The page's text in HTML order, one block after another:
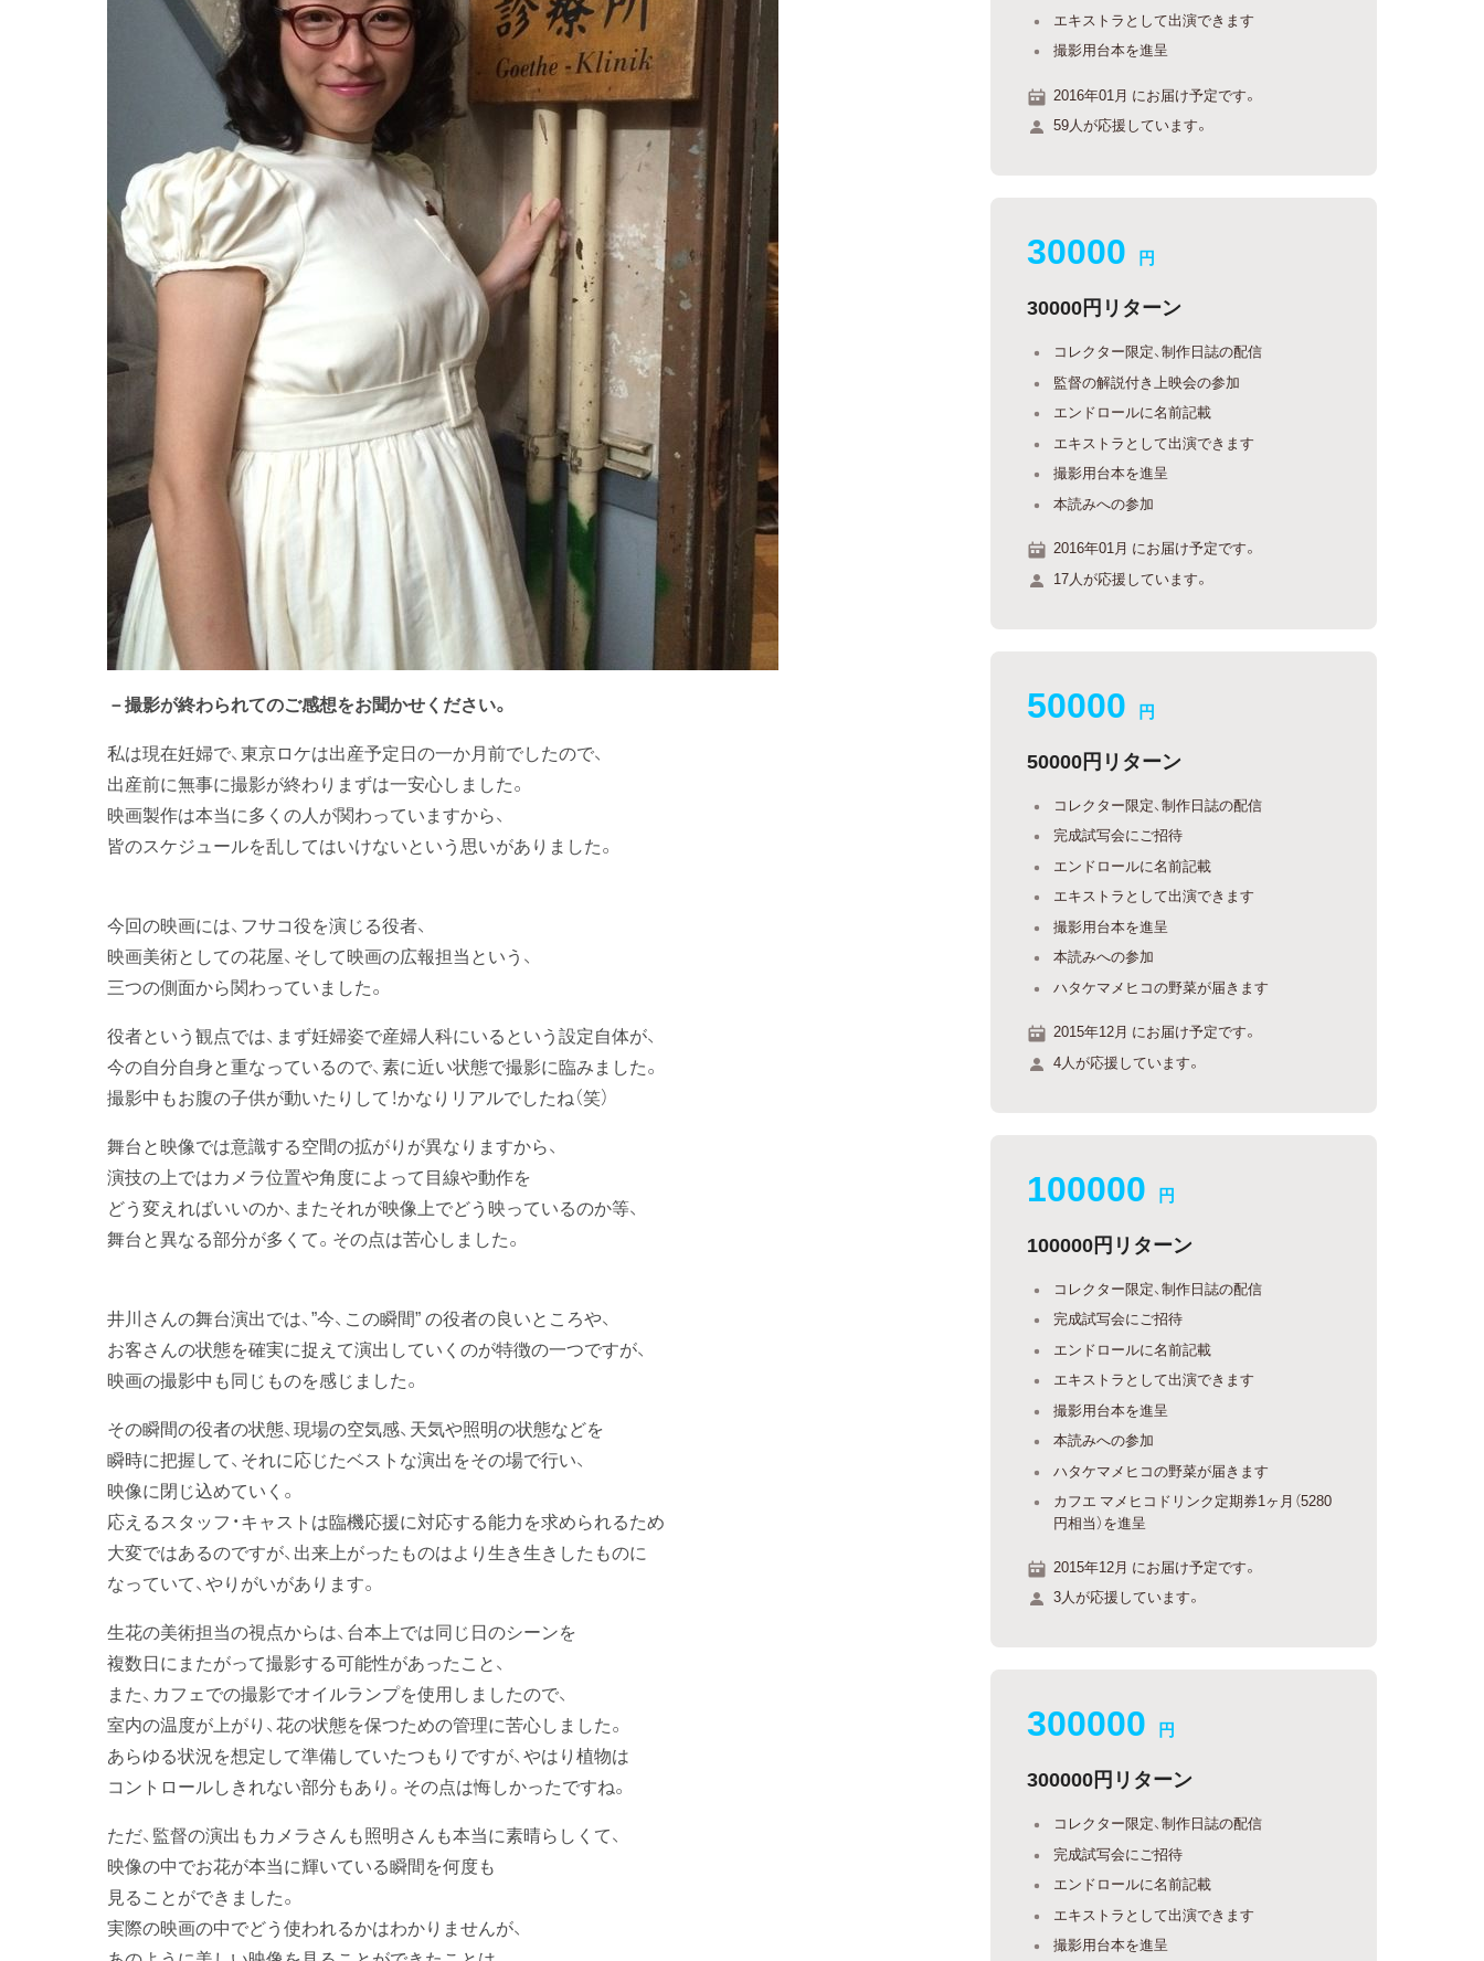
－撮影が終わられてのご感想をお聞かせください。
私は現在妊婦で、東京ロケは出産予定日の一か月前でしたので、
出産前に無事に撮影が終わりまずは一安心しました。
映画製作は本当に多くの人が関わっていますから、
皆のスケジュールを乱してはいけないという思いがありました。
今回の映画には、フサコ役を演じる役者、
映画美術としての花屋、そして映画の広報担当という、
三つの側面から関わっていました。
役者という観点では、まず妊婦姿で産婦人科にいるという設定自体が、
今の自分自身と重なっているので、素に近い状態で撮影に臨みました。
撮影中もお腹の子供が動いたりして！かなりリアルでしたね（笑）
舞台と映像では意識する空間の拡がりが異なりますから、
演技の上ではカメラ位置や角度によって目線や動作を
どう変えればいいのか、またそれが映像上でどう映っているのか等、
舞台と異なる部分が多くて。その点は苦心しました。
井川さんの舞台演出では、”今、この瞬間” の役者の良いところや、
お客さんの状態を確実に捉えて演出していくのが特徴の一つですが、
映画の撮影中も同じものを感じました。
その瞬間の役者の状態、現場の空気感、天気や照明の状態などを
瞬時に把握して、それに応じたベストな演出をその場で行い、
映像に閉じ込めていく。
応えるスタッフ・キャストは臨機応援に対応する能力を求められるため
大変ではあるのですが、出来上がったものはより生き生きしたものに
なっていて、やりがいがあります。
生花の美術担当の視点からは、台本上では同じ日のシーンを
複数日にまたがって撮影する可能性があったこと、
また、カフェでの撮影でオイルランプを使用しましたので、
室内の温度が上がり、花の状態を保つための管理に苦心しました。
あらゆる状況を想定して準備していたつもりですが、やはり植物は
コントロールしきれない部分もあり。その点は悔しかったですね。
ただ、監督の演出もカメラさんも照明さんも本当に素晴らしくて、
映像の中でお花が本当に輝いている瞬間を何度も
見ることができました。
実際の映画の中でどう使われるかはわかりませんが、
エキストラとして出演できます
撮影用台本を進呈
2016年01月 にお届け予定です。
59人が応援しています。
30000 円
30000円リターン
コレクター限定、制作日誌の配信
監督の解説付き上映会の参加
エンドロールに名前記載
エキストラとして出演できます
撮影用台本を進呈
本読みへの参加
2016年01月 にお届け予定です。
17人が応援しています。
50000 円
50000円リターン
コレクター限定、制作日誌の配信
完成試写会にご招待
エンドロールに名前記載
エキストラとして出演できます
撮影用台本を進呈
本読みへの参加
ハタケマメヒコの野菜が届きます
2015年12月 にお届け予定です。
4人が応援しています。
100000 円
100000円リターン
コレクター限定、制作日誌の配信
完成試写会にご招待
エンドロールに名前記載
エキストラとして出演できます
撮影用台本を進呈
本読みへの参加
ハタケマメヒコの野菜が届きます
カフエ マメヒコドリンク定期券1ヶ月（5280
円相当）を進呈
2015年12月 にお届け予定です。
3人が応援しています。
300000 円
300000円リターン
コレクター限定、制作日誌の配信
完成試写会にご招待
エンドロールに名前記載
エキストラとして出演できます
撮影用台本を進呈